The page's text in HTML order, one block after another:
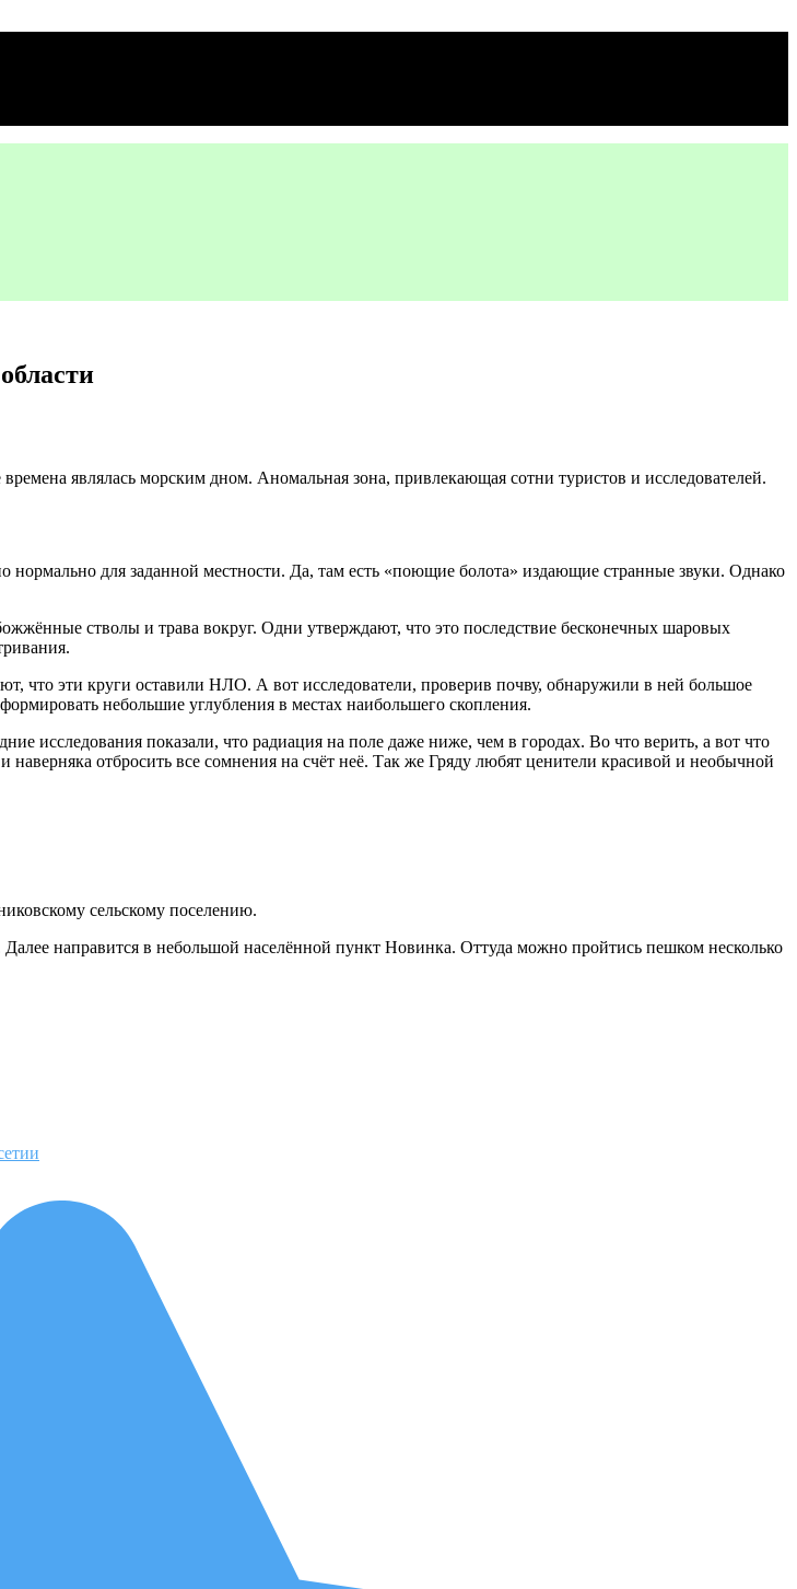
являлась морским дном. Аномальная зона, привлекающая сотни туристов и исследователей.
для заданной местности. Да, там есть «поющие болота» издающие странные звуки. Однако
стволы и трава вокруг. Одни утверждают, что это последствие бесконечных шаровых
что эти круги оставили НЛО. А вот исследователи, проверив почву, обнаружили в ней большое
небольшие углубления в местах наибольшего скопления.
показали, что радиация на поле даже ниже, чем в городах. Во что верить, а вот что
отбросить все сомнения на счёт неё. Так же Гряду любят ценители красивой и необычной
сельскому поселению.
направится в небольшой населённой пункт Новинка. Оттуда можно пройтись пешком несколько